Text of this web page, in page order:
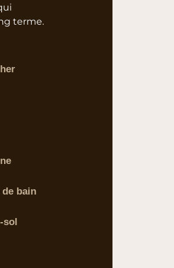
terme.
bain
sol